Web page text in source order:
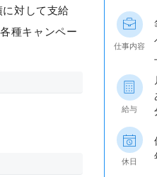
に対して支給
種キャンペー
仕事内容
給与
休日